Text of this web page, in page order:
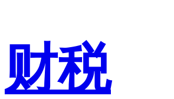
财税